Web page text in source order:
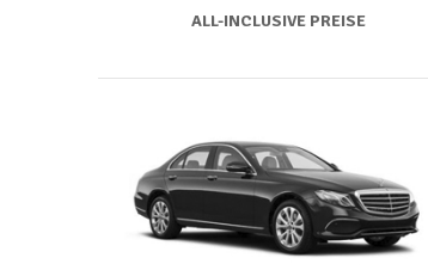
ALL-INCLUSIVE PREISE